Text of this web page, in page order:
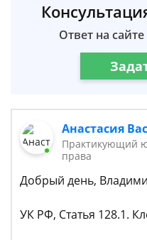
Ответ на
Анастасия
Практикующий
права
Добрый день,
УК РФ, Статья 128.1.